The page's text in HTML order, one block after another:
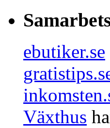
ebutiker.se
Växthus